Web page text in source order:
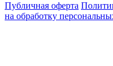
Публичная оферта
на обработку